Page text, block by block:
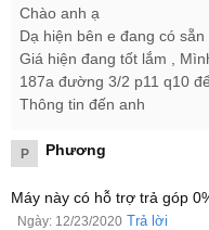
Về cấu hình, không có tác
và HOT hiện nay như Liên
Battlegrounds Mobile làm
64GB VN/A nhờ vi xử lý
Chào anh ạ
Dạ hiện bên e đang có
Giá hiện đang tốt lắm ,
187a đường 3/2 p11 q10
Thông tin đến anh
P Phương
Máy này có hỗ trợ trả góp
Ngày: 12/23/2020 Trả lời